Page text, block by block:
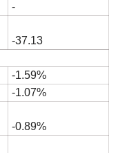
-
-37.13
-1.59%
-1.07%
-0.89%